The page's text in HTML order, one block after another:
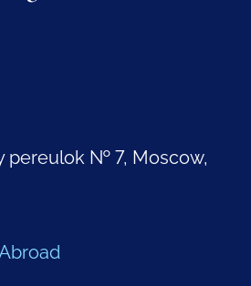
pereulok № 7, Moscow,